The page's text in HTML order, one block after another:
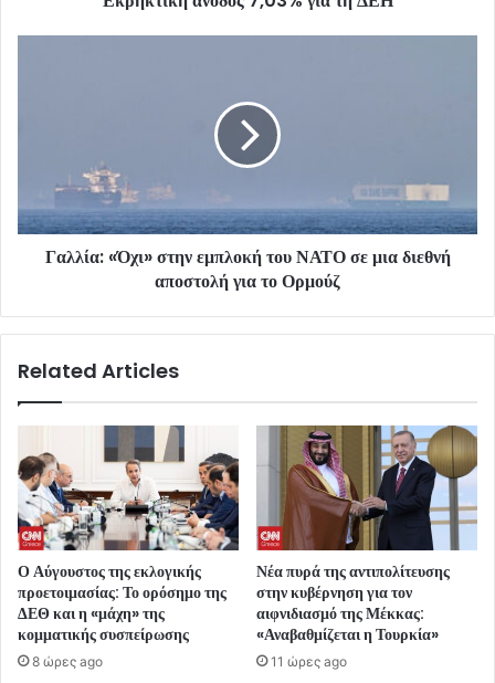
Γαλλία: «Όχι» στην εμπλοκή του ΝΑΤΟ σε μια διεθνή
αποστολή για το Ορμούζ
Related Articles
Ο Αύγουστος της εκλογικής
προετοιμασίας: Το ορόσημο της
ΔΕΘ και η «μάχη» της
κομματικής συσπείρωσης
8 ώρες ago
Νέα πυρά της αντιπολίτευσης
στην κυβέρνηση για τον
αιφνιδιασμό της Μέκκας:
«Αναβαθμίζεται η Τουρκία»
11 ώρες ago